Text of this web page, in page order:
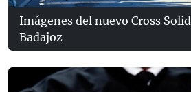
Imágenes del nuevo Cross
Badajoz